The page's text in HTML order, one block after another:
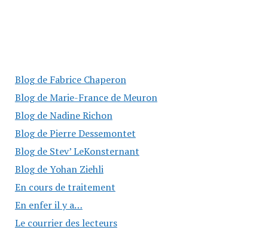
Blog de Fabrice Chaperon
Blog de Marie-France de Meuron
Blog de Nadine Richon
Blog de Pierre Dessemontet
Blog de Stev’ LeKonsternant
Blog de Yohan Ziehli
En cours de traitement
En enfer il y a…
Le courrier des lecteurs